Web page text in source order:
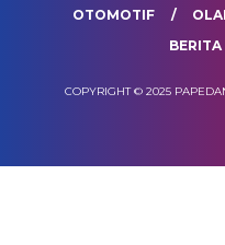
OTOMOTIF
COPYRIGHT © 2025